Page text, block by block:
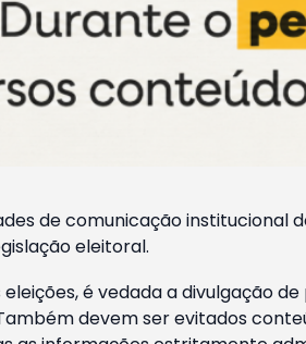
de comunicação
eleitoral.
é vedada a divulgação
devem ser evitados